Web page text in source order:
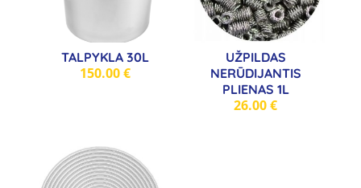
TALPYKLA 30L
150.00€
UŽPILDAS
NERŪDIJANTIS
PLIENAS 1L
26.00€